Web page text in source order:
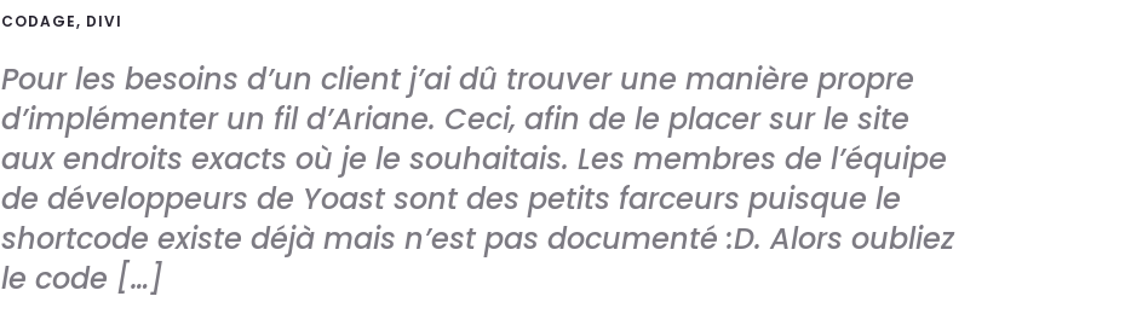
CODAGE, DIVI
Pour les besoins d’un client j’ai dû trouver une manière propre
d’implémenter un fil d’Ariane. Ceci, afin de le placer sur le site
aux endroits exacts où je le souhaitais. Les membres de l’équipe
de développeurs de Yoast sont des petits farceurs puisque le
shortcode existe déjà mais n’est pas documenté :D. Alors oubliez
le code […]